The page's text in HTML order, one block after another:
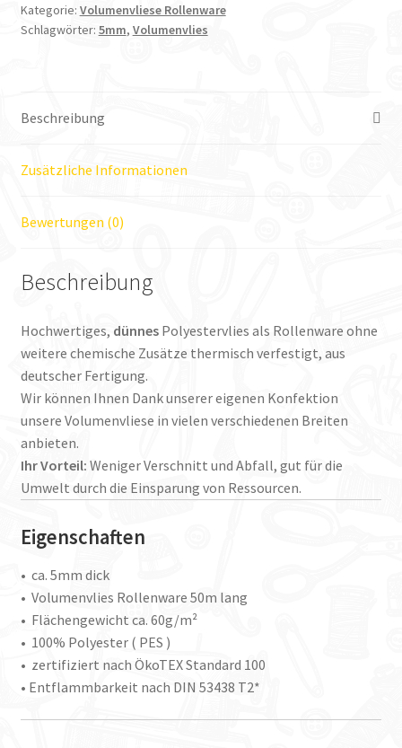
dick
50m
Kategorie: Volumenvliese Rollenware
Schlagwörter: 5mm, Volumenvlies
Beschreibung
Zusätzliche Informationen
Bewertungen (0)
Beschreibung
Hochwertiges, dünnesPolyestervlies als Rollenware ohne
weitere chemische Zusätze thermisch verfestigt, aus
deutscher Fertigung.
Wir können Ihnen Dank unserer eigenen Konfektion
unsere Volumenvliese in vielen verschiedenen Breiten
anbieten.
Ihr Vorteil: Weniger Verschnitt und Abfall, gut für die
Umwelt durch die Einsparung von Ressourcen.
Eigenschaften
• ca. 5mm dick
• Volumenvlies Rollenware 50m lang
• Flächengewicht ca. 60g/m²
• 100% Polyester ( PES )
• zertifiziert nach ÖkoTEX Standard 100
• Entflammbarkeit nach DIN 53438 T2*